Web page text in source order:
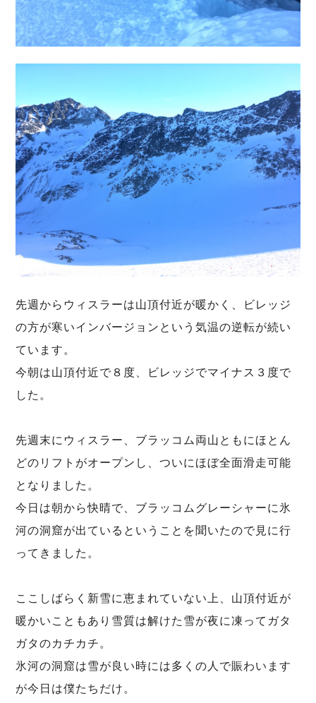
先週からウィスラーは山頂付近が暖かく、ビレッジ
の方が寒いインバージョンという気温の逆転が続い
ています。
今朝は山頂付近で８度、ビレッジでマイナス３度で
した。
先週末にウィスラー、ブラッコム両山ともにほとん
どのリフトがオープンし、ついにほぼ全面滑走可能
となりました。
今日は朝から快晴で、ブラッコムグレーシャーに氷
河の洞窟が出ているということを聞いたので見に行
ってきました。
ここしばらく新雪に恵まれていない上、山頂付近が
暖かいこともあり雪質は解けた雪が夜に凍ってガタ
ガタのカチカチ。
氷河の洞窟は雪が良い時には多くの人で賑わいます
が今日は僕たちだけ。